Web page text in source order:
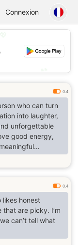
Connexion
0.4
who can turn
into laughter,
unforgettable
good energy,
random late-
become
loyalty is rare,
is worth more
impress people.
dreams. Soft
sarcasm and
growing,
0.4
likes honest
that are picky. I’m
can’t tell what